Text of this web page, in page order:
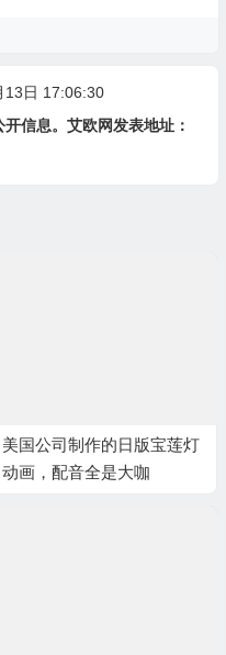
13日 17:06:30
信息。艾欧网发表地址：
美国公司制作的日版宝莲灯
动画，配音全是大咖